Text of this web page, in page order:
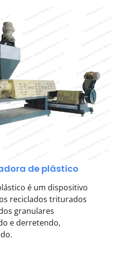
de plástico
é um dispositivo
reciclados triturados
granulares
e derretendo,